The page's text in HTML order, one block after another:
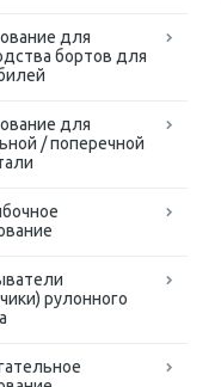
для
бортов для
для
/ поперечной
рулонного